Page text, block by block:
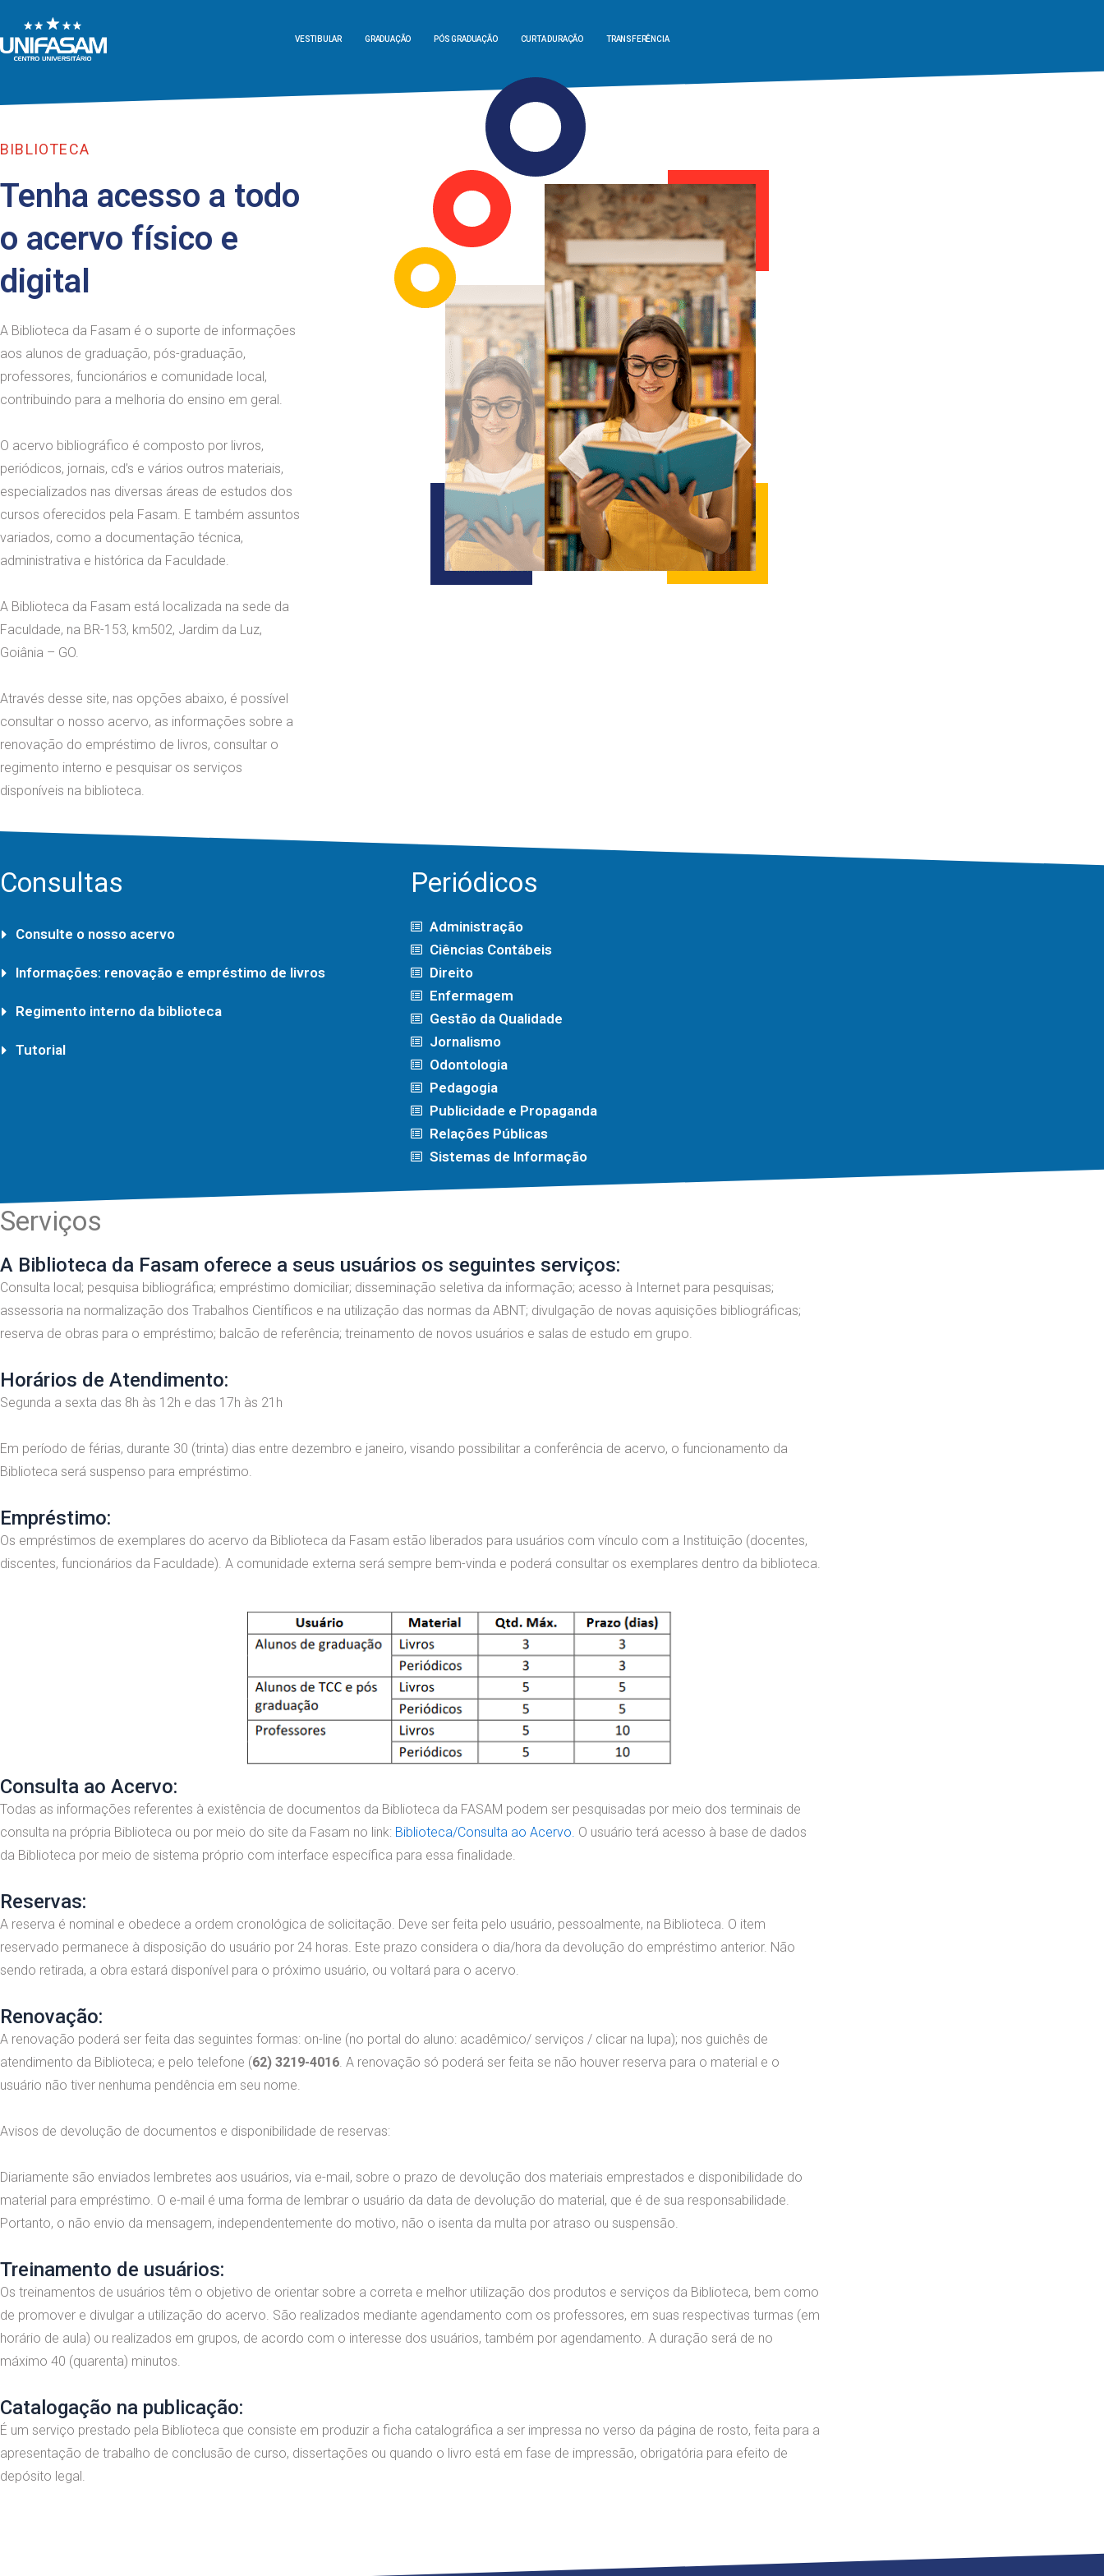
VESTIBULAR GRADUAÇÃO PÓS GRADUAÇÃO CURTA DURAÇÃO TRANSFERÊNCIA
BIBLIOTECA
Tenha acesso a todo
o acervo físico e
digital
A Biblioteca da Fasam é o suporte de informações
aos alunos de graduação, pós-graduação,
professores, funcionários e comunidade local,
contribuindo para a melhoria do ensino em geral.
O acervo bibliográfico é composto por livros,
periódicos, jornais, cd’s e vários outros materiais,
especializados nas diversas áreas de estudos dos
cursos oferecidos pela Fasam. E também assuntos
variados, como a documentação técnica,
administrativa e histórica da Faculdade.
A Biblioteca da Fasam está localizada na sede da
Faculdade, na BR-153, km502, Jardim da Luz,
Goiânia – GO.
Através desse site, nas opções abaixo, é possível
consultar o nosso acervo, as informações sobre a
renovação do empréstimo de livros, consultar o
regimento interno e pesquisar os serviços
disponíveis na biblioteca.
Consultas
Consulte o nosso acervo
Informações: renovação e empréstimo de livros
Regimento interno da biblioteca
Tutorial
Periódicos
Administração
Ciências Contábeis
Direito
Enfermagem
Gestão da Qualidade
Jornalismo
Odontologia
Pedagogia
Publicidade e Propaganda
Relações Públicas
Sistemas de Informação
Serviços
A Biblioteca da Fasam oferece a seus usuários os seguintes serviços:
Consulta local; pesquisa bibliográfica; empréstimo domiciliar; disseminação seletiva da informação; acesso à Internet para pesquisas;
assessoria na normalização dos Trabalhos Científicos e na utilização das normas da ABNT; divulgação de novas aquisições bibliográficas;
reserva de obras para o empréstimo; balcão de referência; treinamento de novos usuários e salas de estudo em grupo.
Horários de Atendimento:
Segunda a sexta das 8h às 12h e das 17h às 21h
Em período de férias, durante 30 (trinta) dias entre dezembro e janeiro, visando possibilitar a conferência de acervo, o funcionamento da
Biblioteca será suspenso para empréstimo.
Empréstimo:
Os empréstimos de exemplares do acervo da Biblioteca da Fasam estão liberados para usuários com vínculo com a Instituição (docentes,
discentes, funcionários da Faculdade). A comunidade externa será sempre bem-vinda e poderá consultar os exemplares dentro da biblioteca.
Consulta ao Acervo:
Todas as informações referentes à existência de documentos da Biblioteca da FASAM podem ser pesquisadas por meio dos terminais de
consulta na própria Biblioteca ou por meio do site da Fasam no link: Biblioteca/Consulta ao Acervo. O usuário terá acesso à base de dados
da Biblioteca por meio de sistema próprio com interface específica para essa finalidade.
Reservas:
A reserva é nominal e obedece a ordem cronológica de solicitação. Deve ser feita pelo usuário, pessoalmente, na Biblioteca. O item
reservado permanece à disposição do usuário por 24 horas. Este prazo considera o dia/hora da devolução do empréstimo anterior. Não
sendo retirada, a obra estará disponível para o próximo usuário, ou voltará para o acervo.
Renovação:
A renovação poderá ser feita das seguintes formas: on-line (no portal do aluno: acadêmico/ serviços / clicar na lupa); nos guichês de
atendimento da Biblioteca; e pelo telefone (62) 3219-4016. A renovação só poderá ser feita se não houver reserva para o material e o
usuário não tiver nenhuma pendência em seu nome.
Avisos de devolução de documentos e disponibilidade de reservas:
Diariamente são enviados lembretes aos usuários, via e-mail, sobre o prazo de devolução dos materiais emprestados e disponibilidade do
material para empréstimo. O e-mail é uma forma de lembrar o usuário da data de devolução do material, que é de sua responsabilidade.
Portanto, o não envio da mensagem, independentemente do motivo, não o isenta da multa por atraso ou suspensão.
Treinamento de usuários:
Os treinamentos de usuários têm o objetivo de orientar sobre a correta e melhor utilização dos produtos e serviços da Biblioteca, bem como
de promover e divulgar a utilização do acervo. São realizados mediante agendamento com os professores, em suas respectivas turmas (em
horário de aula) ou realizados em grupos, de acordo com o interesse dos usuários, também por agendamento. A duração será de no
máximo 40 (quarenta) minutos.
Catalogação na publicação:
É um serviço prestado pela Biblioteca que consiste em produzir a ficha catalográfica a ser impressa no verso da página de rosto, feita para a
apresentação de trabalho de conclusão de curso, dissertações ou quando o livro está em fase de impressão, obrigatória para efeito de
depósito legal.